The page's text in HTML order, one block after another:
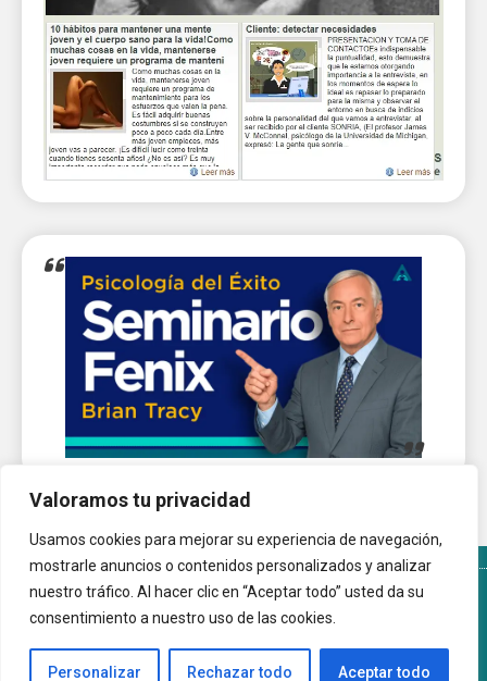
Valoramos tu privacidad
Usamos cookies para mejorar su experiencia de navegación,
mostrarle anuncios o contenidos personalizados y analizar
nuestro tráfico. Al hacer clic en “Aceptar todo” usted da su
consentimiento a nuestro uso de las cookies.
Personalizar Rechazar todo Aceptar todo
Política de Cookies